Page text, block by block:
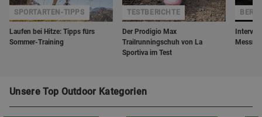
Laufen bei Hitze: Tipps fürs
Sommer-Training
SPORTARTEN-TIPPS
Der Prodigio Max
Trailrunningschuh von La
Sportiva im Test
TESTBERICHTE
Unsere Top Outdoor Kategorien